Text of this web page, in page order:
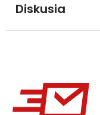
Diskusia